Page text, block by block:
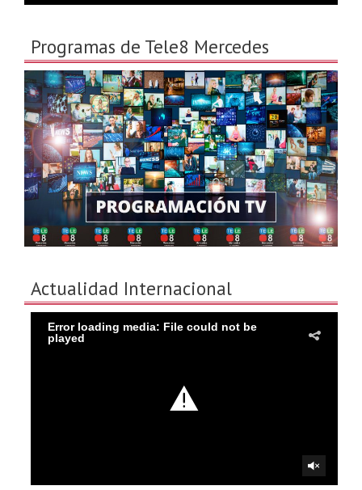
Programas de Tele8 Mercedes
Actualidad Internacional